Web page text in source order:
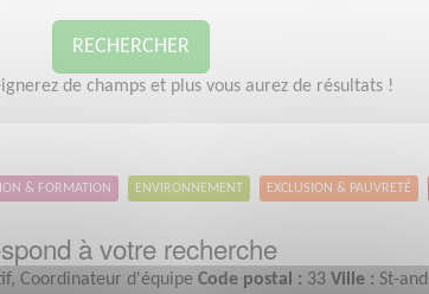
RECHERCHER
de champs et plus vous aurez de résultats !
& FORMATION ENVIRONNEMENT EXCLUSION & PAUVRETÉ
à votre recherche
Coordinateur d'équipe Code postal : 33 Ville : St-